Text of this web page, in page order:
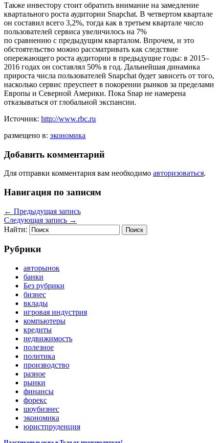
Также инвестору стоит обратить внимание на замедление
квартального роста аудитории Snapchat. В четвертом квартале
он составил всего 3,2%, тогда как в третьем квартале число
пользователей сервиса увеличилось на 7%
по сравнению с предыдущим кварталом. Впрочем, и это
обстоятельство можно рассматривать как следствие
опережающего роста аудитории в предыдущие годы: в 2015–
2016 годах он составлял 50% в год. Дальнейшая динамика
прироста числа пользователей Snapchat будет зависеть от того,
насколько сервис преуспеет в покорении рынков за пределами
Европы и Северной Америки. Пока Snap не намерена
отказываться от глобальной экспансии.
Источник: http://www.rbc.ru
размещено в: экономика
Добавить комментарий
Для отправки комментария вам необходимо авторизоваться.
Навигация по записям
← Предыдущая запись
Следующая запись →
Найти:
Рубрики
авторынок
банки
Без рубрики
бизнес
вклады
игровая индустрия
компьютеры
кредиты
недвижимость
полезное
политика
производство
разное
рынки
финансы
форекс
шоубизнес
экономика
юристпруденция